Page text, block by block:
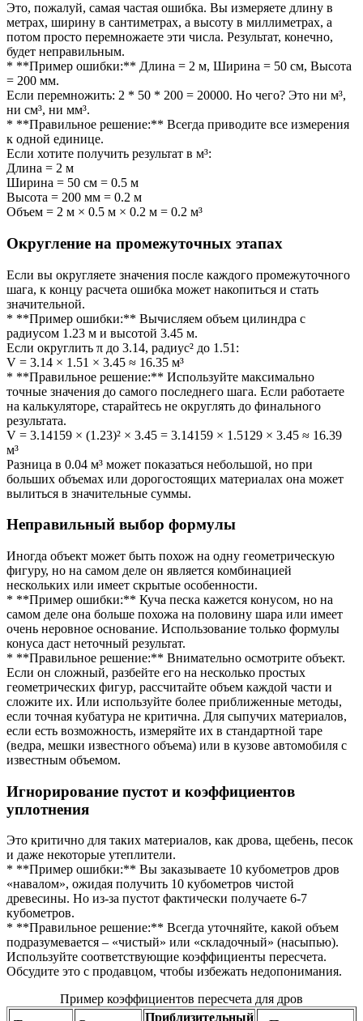
Это, пожалуй, самая частая ошибка. Вы измеряете длину в
метрах, ширину в сантиметрах, а высоту в миллиметрах, а
потом просто перемножаете эти числа. Результат, конечно,
будет неправильным.
* **Пример ошибки:** Длина = 2 м, Ширина = 50 см, Высота
= 200 мм.
Если перемножить: 2 * 50 * 200 = 20000. Но чего? Это ни м³,
ни см³, ни мм³.
* **Правильное решение:** Всегда приводите все измерения
к одной единице.
Если хотите получить результат в м³:
Длина = 2 м
Ширина = 50 см = 0.5 м
Высота = 200 мм = 0.2 м
Объем = 2 м × 0.5 м × 0.2 м = 0.2 м³
Округление на промежуточных этапах
Если вы округляете значения после каждого промежуточного
шага, к концу расчета ошибка может накопиться и стать
значительной.
* **Пример ошибки:** Вычисляем объем цилиндра с
радиусом 1.23 м и высотой 3.45 м.
Если округлить π до 3.14, радиус² до 1.51:
V = 3.14 × 1.51 × 3.45 ≈ 16.35 м³
* **Правильное решение:** Используйте максимально
точные значения до самого последнего шага. Если работаете
на калькуляторе, старайтесь не округлять до финального
результата.
V = 3.14159 × (1.23)² × 3.45 = 3.14159 × 1.5129 × 3.45 ≈ 16.39
м³
Разница в 0.04 м³ может показаться небольшой, но при
больших объемах или дорогостоящих материалах она может
вылиться в значительные суммы.
Неправильный выбор формулы
Иногда объект может быть похож на одну геометрическую
фигуру, но на самом деле он является комбинацией
нескольких или имеет скрытые особенности.
* **Пример ошибки:** Куча песка кажется конусом, но на
самом деле она больше похожа на половину шара или имеет
очень неровное основание. Использование только формулы
конуса даст неточный результат.
* **Правильное решение:** Внимательно осмотрите объект.
Если он сложный, разбейте его на несколько простых
геометрических фигур, рассчитайте объем каждой части и
сложите их. Или используйте более приближенные методы,
если точная кубатура не критична. Для сыпучих материалов,
если есть возможность, измеряйте их в стандартной таре
(ведра, мешки известного объема) или в кузове автомобиля с
известным объемом.
Игнорирование пустот и коэффициентов
уплотнения
Это критично для таких материалов, как дрова, щебень, песок
и даже некоторые утеплители.
* **Пример ошибки:** Вы заказываете 10 кубометров дров
«навалом», ожидая получить 10 кубометров чистой
древесины. Но из-за пустот фактически получаете 6-7
кубометров.
* **Правильное решение:** Всегда уточняйте, какой объем
подразумевается – «чистый» или «складочный» (насыпью).
Используйте соответствующие коэффициенты пересчета.
Обсудите это с продавцом, чтобы избежать недопонимания.
Пример коэффициентов пересчета для дров
Приблизительный